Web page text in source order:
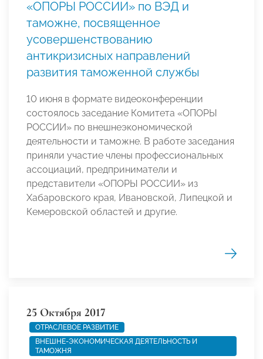
«ОПОРЫ РОССИИ» по ВЭД и
таможне, посвященное
усовершенствованию
антикризисных направлений
развития таможенной службы
10 июня в формате видеоконференции
состоялось заседание Комитета «ОПОРЫ
РОССИИ» по внешнеэкономической
деятельности и таможне. В работе заседания
приняли участие члены профессиональных
ассоциаций, предприниматели и
представители «ОПОРЫ РОССИИ» из
Хабаровского края, Ивановской, Липецкой и
Кемеровской областей и другие.
25 Октября 2017
ОТРАСЛЕВОЕ РАЗВИТИЕ
ВНЕШНЕ-ЭКОНОМИЧЕСКАЯ ДЕЯТЕЛЬНОСТЬ И
ТАМОЖНЯ